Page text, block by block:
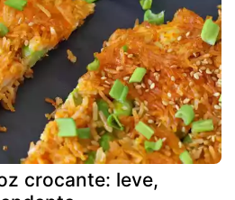
crocante: leve,